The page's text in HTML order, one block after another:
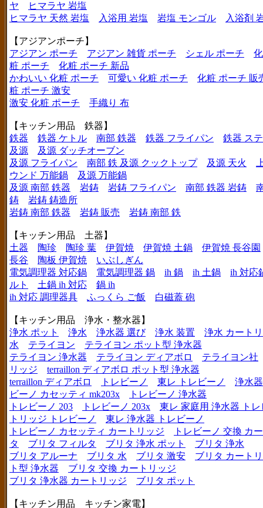
ヤ
ヒマラヤ 岩塩
ヒマラヤ 天然 岩塩
入浴用 岩塩 岩塩 モンゴル 入浴剤
【アジアンポーチ】
アジアン ポーチ
アジアン 雑貨 ポーチ シェル ポーチ
粧 ポーチ
化粧 ポーチ 新品
かわいい 化粧 ポーチ
可愛い 化粧 ポーチ
化粧 ポーチ 販
粧 ポーチ 激安
激安 化粧 ポーチ
手織り 布
【キッチン用品 鉄器】
鉄器
鉄器 ケトル 南部 鉄器 鉄器 フライパン
鉄器 ス
及源
及源 ダッチオーブン
及源 フライパン
南部 鉄 及源 クックトップ 及源 天火
ウンド 万能鍋
及源 万能鍋
及源 南部 鉄器
岩鋳 岩鋳 フライパン 南部 鉄器 岩鋳
鋳
岩鋳 鋳造所
岩鋳 南部 鉄器
岩鋳 販売 岩鋳 南部 鉄
【キッチン用品 土器】
土器
陶珍 陶珍 葉 伊賀焼 伊賀焼 土鍋
伊賀焼 長谷園
長谷
陶板 伊賀焼
いぶしぎん
電気調理器 対応鍋
電気調理器 鍋 ih 鍋 ih 土鍋
ih 対応
ルト
土鍋 ih 対応
鍋 ih
ih 対応 調理器具
ふっくら ご飯 白磁蓋 砲
【キッチン用品 浄水・整水器】
浄水 ポット
浄水 浄水器 選び 浄水 装置
浄水 カート
水
テライヨン
テライヨン ポット型 浄水器
テライヨン 浄水器
テライヨン ディアボロ
テライヨン社
リッジ
terraillon ディアボロ ポット型 浄水器
terraillon ディアボロ
トレビーノ 東レ トレビーノ
浄水
ビーノ カセッティ mk203x
トレビーノ 浄水器
トレビーノ 203
トレビーノ 203x
東レ 家庭用 浄水器 トレ
トリッジ トレビーノ
東レ 浄水器 トレビーノ
トレビーノ カセッティ カートリッジ
トレビーノ 交換 カ
タ
ブリタ フィルタ ブリタ 浄水 ポット
ブリタ 浄水
ブリタ アルーナ
ブリタ 水 ブリタ 激安
ブリタ カート
ト型 浄水器
ブリタ 交換 カートリッジ
ブリタ 浄水器 カートリッジ
ブリタ ポット
【キッチン用品 キッチン家電】